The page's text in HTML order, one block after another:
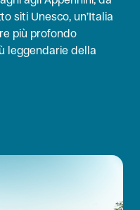
siti Unesco, un’Italia
più profondo
leggendarie della